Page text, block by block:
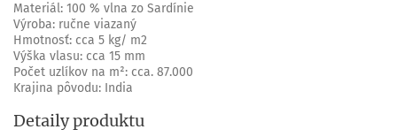
Materiál: 100 % vlna zo Sardínie
Výroba: ručne viazaný
Hmotnosť: cca 5 kg/ m2
Výška vlasu: cca 15 mm
Počet uzlíkov na m²: cca. 87.000
Krajina pôvodu: India
Detaily produktu